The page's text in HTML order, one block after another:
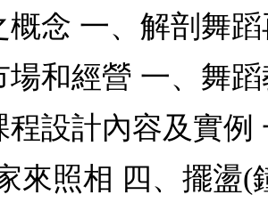
念 一、解剖舞
和經營 一、舞
設計內容及實例
來照相 四、擺